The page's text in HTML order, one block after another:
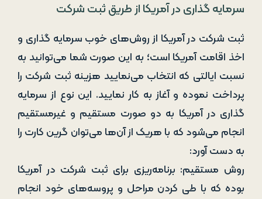
سرمایه ‌گذاری در آمریکا از طریق ثبت شرکت
ثبت شرکت در آمریکا از روش‌های خوب سرمایه ‌گذاری و
اخذ اقامت آمریکا است؛ به این صورت شما می‌توانید به
نسبت ایالتی که انتخاب می‌نمایید هزینه ثبت شرکت را
پرداخت نموده و آغاز به کار نمایید. این نوع از سرمایه
‌گذاری در آمریکا به دو صورت مستقیم و غیرمستقیم
انجام می‌شود که با هریک از آن‌ها می‌توان گرین ‌کارت را
به دست آورد:
روش مستقیم: برنامه‌ریزی برای ثبت شرکت در آمریکا
بوده که با طی کردن مراحل و پروسه‌های خود انجام